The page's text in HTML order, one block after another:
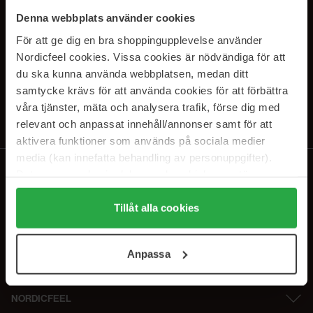
Denna webbplats använder cookies
För att ge dig en bra shoppingupplevelse använder
Nordicfeel cookies. Vissa cookies är nödvändiga för att
du ska kunna använda webbplatsen, medan ditt
samtycke krävs för att använda cookies för att förbättra
våra tjänster, mäta och analysera trafik, förse dig med
relevant och anpassat innehåll/annonser samt för att
aktivera funktioner som används på sociala medier
media (kan innefatta behandling av personuppgifter).
Genom att trycka på "Tillåt alla cookies" accepterar du
alla cookies, medan du under "Detaljer" kan anpassa
användningen av cookies. Du kan när som helst återkalla
samt vår Integritetspolicy.
Tillåt alla cookies
Anpassa
PRENUMERERA PÅ VÅRA
NYHETSBREV
E-postadress
Genom att prenumerera accepterar du vårIntegritetspolicy.
NORDICFEEL